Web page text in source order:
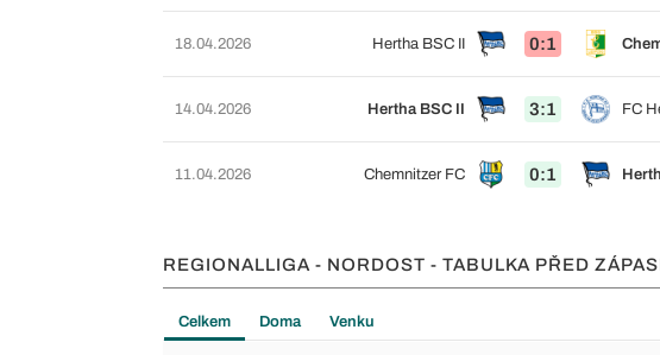
18.04.2026 Hertha BSC II 0:1
14.04.2026 Hertha BSC II 3:1 FC
11.04.2026 Chemnitzer FC 0:1
REGIONALLIGA - NORDOST - TABULKA PŘED
Celkem Doma Venku